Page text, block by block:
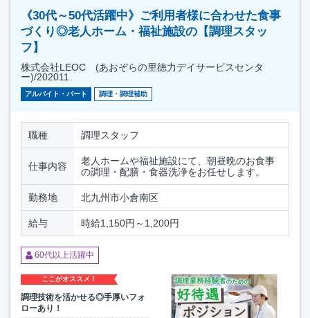
《30代～50代活躍中》ご利用者様に合わせた食事
づくり◎老人ホーム・福祉施設の【調理スタッ
フ】
株式会社LEOC (あおぞらの里徳力デイサービスセンタ
ー)/202011
アルバイト・パート 調理・調理補助
職種 調理スタッフ
仕事内容
老人ホームや福祉施設にて、朝昼晩のお食事
の調理・配膳・食器洗浄をお任せします。
勤務地 北九州市小倉南区
給与 時給1,150円～1,200円
60代以上活躍中
ここがオススメ！
調理技術を活かせる◎手厚いフォ
ローあり！